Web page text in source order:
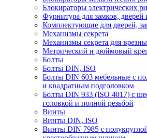
Блокираторы электрических
Фурнитура для замков, дверей
Комплектующие для дверей,
Механизмы секрета
Механизмы секрета для
Метрический и дюймовый
Болты
Болты DIN, ISO
Болты DIN 603 мебельные с
и квадратным подголовком
Болты DIN 933 (ISO 4017) с
головкой и полной резьбой
Винты
Винты DIN, ISO
Винты DIN 7985 с